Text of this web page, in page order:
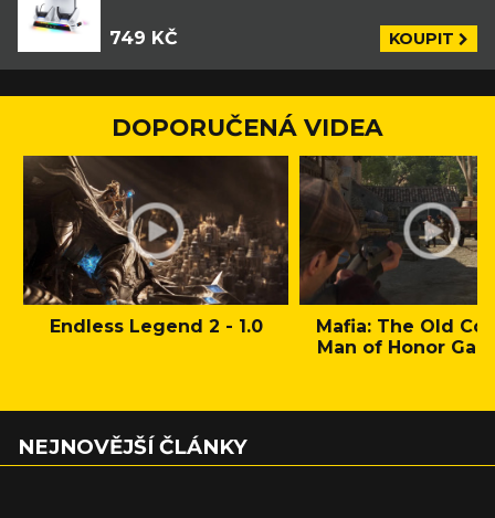
749 KČ KOUPIT
DOPORUČENÁ VIDEA
Endless Legend 2 - 1.0
Mafia: The Old
Man of Honor
NEJNOVĚJŠÍ ČLÁNKY